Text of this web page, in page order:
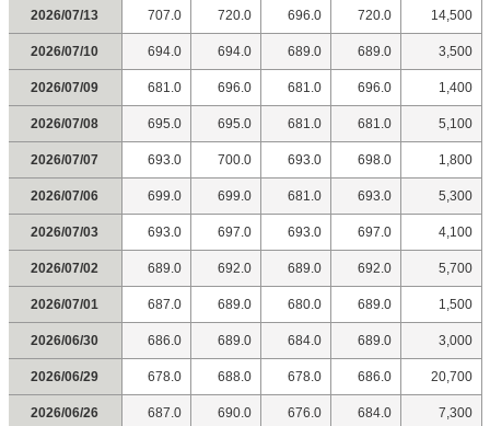
2026/07/13 707.0 720.0 696.0 720.0 14,500
2026/07/10 694.0 694.0 689.0 689.0 3,500
2026/07/09 681.0 696.0 681.0 696.0 1,400
2026/07/08 695.0 695.0 681.0 681.0 5,100
2026/07/07 693.0 700.0 693.0 698.0 1,800
2026/07/06 699.0 699.0 681.0 693.0 5,300
2026/07/03 693.0 697.0 693.0 697.0 4,100
2026/07/02 689.0 692.0 689.0 692.0 5,700
2026/07/01 687.0 689.0 680.0 689.0 1,500
2026/06/30 686.0 689.0 684.0 689.0 3,000
2026/06/29 678.0 688.0 678.0 686.0 20,700
2026/06/26 687.0 690.0 676.0 684.0 7,300